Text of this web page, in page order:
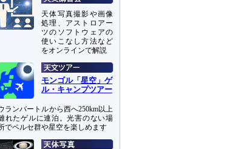
天体写真撮影や画像
処理、アストロアー
ツのソフトウェアの
使いこなし方法など
をオンラインで解説
モンゴル「星空」ゲ
ル・キャンプツアー
ランバートルから西へ250km以上
れたゲルに連泊。光害のない場
でペルセ群や星空を楽しめます